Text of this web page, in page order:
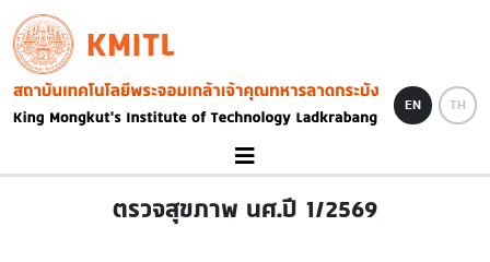
Skip to main content
KMITL
Image
EN TH
ตรวจสุขภาพ นศ.ปี 1/2569